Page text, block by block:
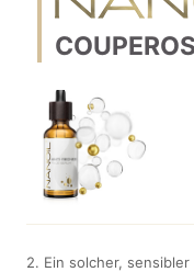
2. Ein solcher,